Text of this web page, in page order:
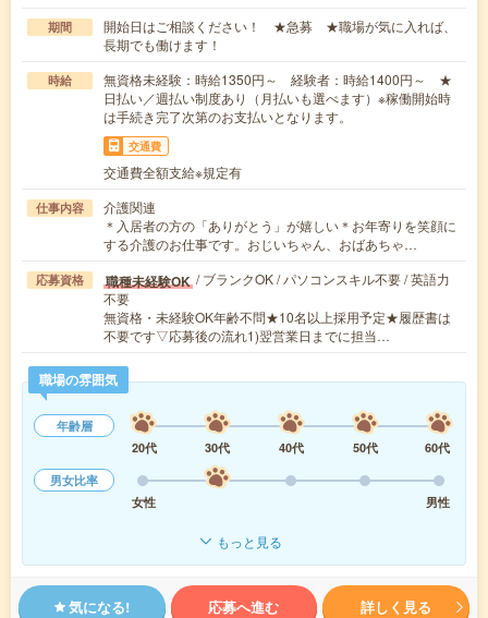
期間
開始日はご相談ください！ ★急募 ★職場が気に入れば、
長期でも働けます！
時給
無資格未経験：時給1350円～ 経験者：時給1400円～ ★
日払い／週払い制度あり（月払いも選べます）※稼働開始時
は手続き完了次第のお支払いとなります。
交通費
交通費全額支給※規定有
仕事内容
介護関連
＊入居者の方の「ありがとう」が嬉しい＊お年寄りを笑顔に
する介護のお仕事です。おじいちゃん、おばあちゃ…
応募資格 職種未経験OK / ブランクOK / パソコンスキル不要 / 英語力
不要
無資格・未経験OK年齢不問★10名以上採用予定★履歴書は
不要です▽応募後の流れ1)翌営業日までに担当…
職場の雰囲気
年齢層
20代
30代 40代 50代
60代
男女比率
女性
男性
もっと見る
気になる! 応募へ進む 詳しく見る